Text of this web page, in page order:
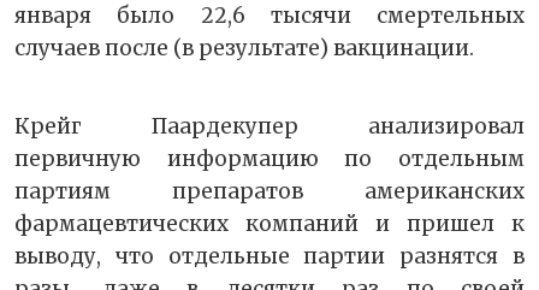
января было 22,6 тысячи смертельных
случаев после (в результате) вакцинации.
Крейг Паардекупер анализировал
первичную информацию по отдельным
партиям препаратов американских
фармацевтических компаний и пришел к
выводу, что отдельные партии разнятся в